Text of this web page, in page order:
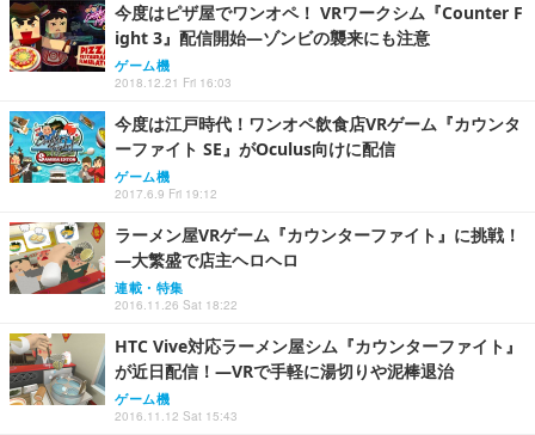
今度はピザ屋でワンオペ！ VRワークシム『Counter F
ight 3』配信開始―ゾンビの襲来にも注意
ゲーム機
2018.12.21 Fri 16:03
今度は江戸時代！ワンオペ飲食店VRゲーム『カウンタ
ーファイト SE』がOculus向けに配信
ゲーム機
2017.6.9 Fri 19:12
ラーメン屋VRゲーム『カウンターファイト』に挑戦！
―大繁盛で店主ヘロヘロ
連載・特集
2016.11.26 Sat 18:22
HTC Vive対応ラーメン屋シム『カウンターファイト』
が近日配信！―VRで手軽に湯切りや泥棒退治
ゲーム機
2016.11.12 Sat 15:43